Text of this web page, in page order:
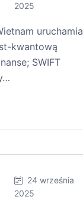
2025
uruchamia
kwantową
SWIFT
24 września
2025